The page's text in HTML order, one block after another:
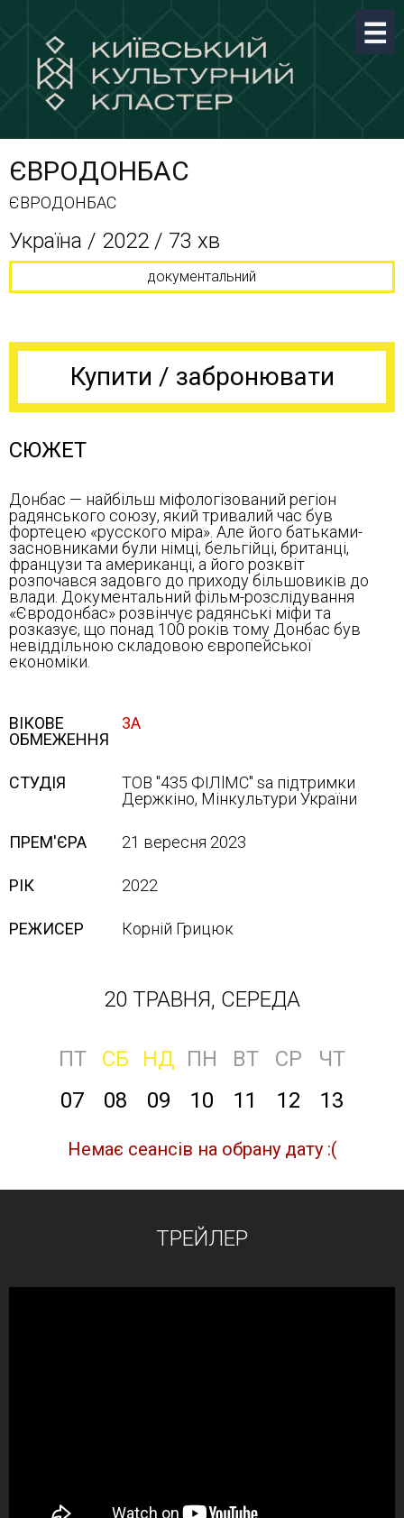
ЄВРОДОНБАС
ЄВРОДОНБАС
Україна / 2022 / 73 хв
документальний
Купити / забронювати
СЮЖЕТ
Донбас — найбільш міфологізований регіон
радянського союзу, який тривалий час був
фортецею «русского міра». Але його батьками-
засновниками були німці, бельгійці, британці,
французи та американці, а його розквіт
розпочався задовго до приходу більшовиків до
влади. Документальний фільм-розслідування
«Євродонбас» розвінчує радянські міфи та
розказує, що понад 100 років тому Донбас був
невіддільною складовою європейської
економіки.
ВІКОВЕ
ОБМЕЖЕННЯ
3А
СТУДІЯ
ТОВ "435 ФІЛlMC" sa підтримки
Держкіно, Мінкультури України
ПРЕМ'ЄРА 21 вересня 2023
РІК 2022
РЕЖИСЕР Корній Грицюк
20 ТРАВНЯ, СЕРЕДА
ПТ СБ НД ПН ВТ СР
ЧТ
07
08 09 10 11 12 13
Немає сеансів на обрану дату :(
ТРЕЙЛЕР